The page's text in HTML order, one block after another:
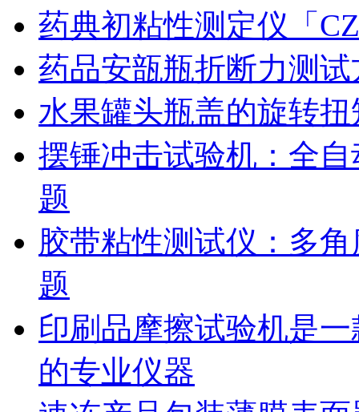
药典初粘性测定仪「
药品安瓿瓶折断力测
水果罐头瓶盖的旋转
摆锤冲击试验机：全
题
胶带粘性测试仪：多
题
印刷品摩擦试验机是
的专业仪器